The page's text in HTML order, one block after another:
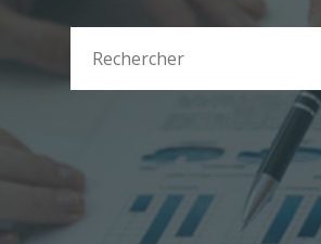
Vos contacts
Espace adhérents
EN
Qui sommes-nous